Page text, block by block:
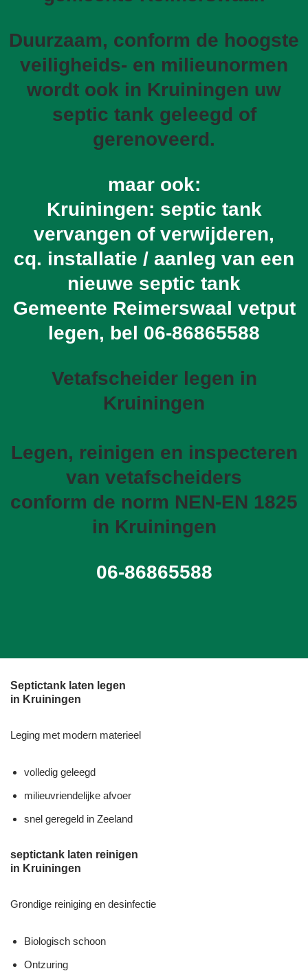
Duurzaam, conform de hoogste
veiligheids- en milieunormen
wordt ook in Kruiningen uw
septic tank geleegd of
gerenoveerd.
maar ook:
Kruiningen: septic tank
vervangen of verwijderen,
cq. installatie / aanleg van een
nieuwe septic tank
Gemeente Reimerswaal vetput
legen, bel 06-86865588
Vetafscheider legen in
Kruiningen
Legen, reinigen en inspecteren
van vetafscheiders
conform de norm NEN-EN 1825
in Kruiningen
06-86865588
Septictank laten legen
in Kruiningen
Leging met modern materieel
volledig geleegd
milieuvriendelijke afvoer
snel geregeld in Zeeland
septictank laten reinigen
in Kruiningen
Grondige reiniging en desinfectie
Biologisch schoon
Ontzuring